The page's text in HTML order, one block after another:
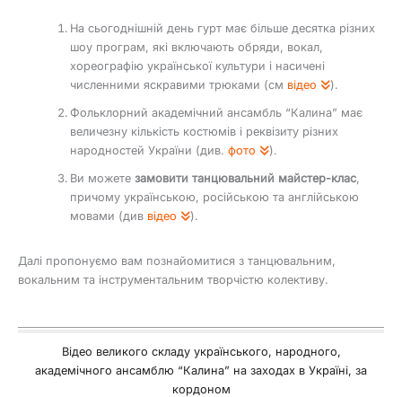
На сьогоднішній день гурт має більше десятка різних
шоу програм, які включають обряди, вокал,
хореографію української культури і насичені
численними яскравими трюками (см відео ).
Фольклорний академічний ансамбль “Калина” має
величезну кількість костюмів і реквізиту різних
народностей України (див.фото ).
Ви можетезамовити танцювальний майстер-клас,
причому українською, російською та англійською
мовами (див відео ).
Далі пропонуємо вам познайомитися з танцювальним,
вокальним та інструментальним творчістю колективу.
Відео великого складу українського, народного,
академічного ансамблю “Калина” на заходах в Україні, за
кордоном